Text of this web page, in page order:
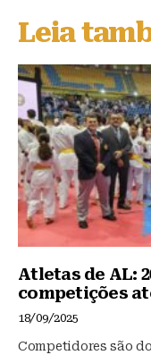
s
k
y
e
b
o
o
k
Leia
Atletas de AL:
competições
18/09/2025
Competidores são